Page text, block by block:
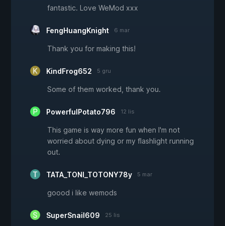
fantastic. Love WeMod xxx
FengHuangKnight 6 mar
Thank you for making this!
KindFrog652 5 gru
Some of them worked, thank you.
PowerfulPotato796 12 lis
This game is way more fun when I'm not
worried about dying or my flashlight running
out.
TATA_TONI_TOTONY78y 5 mar
goood i like wemods
SuperSnail609 25 lis